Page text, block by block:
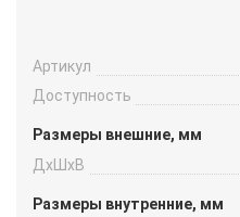
Артикул
Доступность
Размеры внешние, мм
ДxШxВ
Размеры внутренние, мм